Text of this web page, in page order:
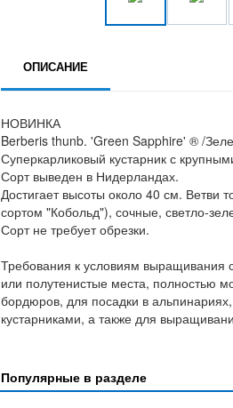
ОПИСАНИЕ
НОВИНКА
Berberis thunb. 'Green Sapphire' ® /
Суперкарликовый кустарник с
Сорт выведен в Нидерландах.
Достигает высоты около 40 см. Ветви
сортом "Кобольд"), сочные, светло-
Сорт не требует обрезки.
Требования к условиям выращивания
или полутенистые места, полностью
бордюров, для посадки в
кустарниками, а также для
Популярные в разделе